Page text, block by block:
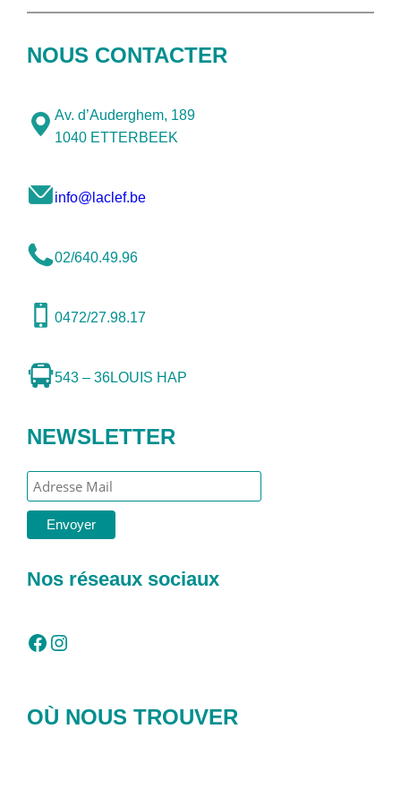
NOUS CONTACTER
Av. d’Auderghem, 189
1040 ETTERBEEK
info@laclef.be
02/640.49.96
0472/27.98.17
543 – 36LOUIS HAP
NEWSLETTER
Nos réseaux sociaux
Facebook Instagram
OÙ NOUS TROUVER